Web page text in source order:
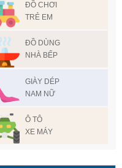
ĐỒ CHƠI
TRẺ EM
ĐỒ DÙNG
NHÀ BẾP
GIÀY DÉP
NAM NỮ
Ô TÔ
XE MÁY